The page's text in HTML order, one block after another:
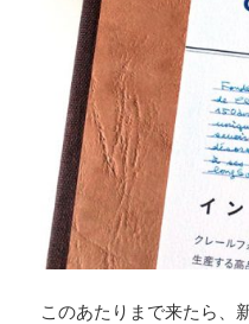
このあたりまで来たら、